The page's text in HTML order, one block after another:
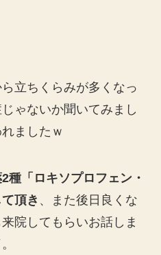
立ちくらみが多くなっ
ゃないか聞いてみまし
ましたｗ
種「ロキソプロフェン・
頂き 、また後日良くな
院してもらいお話しま